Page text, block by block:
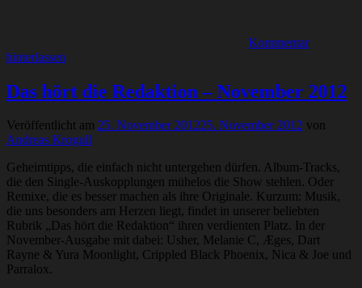
Kommentar
hinterlassen
Das hört die Redaktion – November 2012
Veröffentlicht am 25. November 201225. November 2012 von
Andreas Krogull
Geheimtipps, die einfach nicht untergehen dürfen. Album-Tracks,
die den Single-Auskopplungen mühelos die Show stehlen. Oder
Remixe, die es besser machen als ihre Originale. Kurzum: Musik,
die uns besonders am Herzen liegt, findet in unserer beliebten
Rubrik „Das hört die Redaktion“ ihren verdienten Platz. In der
November-Ausgabe mit dabei: Usher, Melanie C, Æges, Dart
Rayne & Yura Moonlight, Crippled Black Phoenix, Nica & Joe und
Parralox.